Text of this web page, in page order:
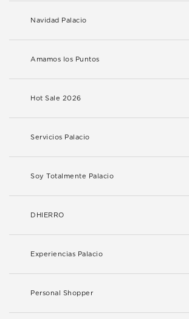
Navidad Palacio
Amamos los Puntos
Hot Sale 2026
Servicios Palacio
Soy Totalmente Palacio
DHIERRO
Experiencias Palacio
Personal Shopper